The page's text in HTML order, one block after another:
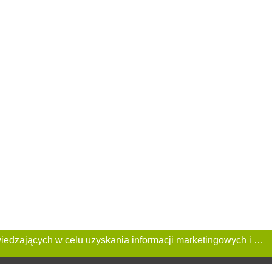
Ta Strona używa plików «cookies». Portal korzysta również z serwisu internetowego do zbierania danych technicznych o odwiedzających w celu uzyskania informacji marketingowych i statystycznych. Warunki przetwarzania danych odwiedzających Stronę, patrz: